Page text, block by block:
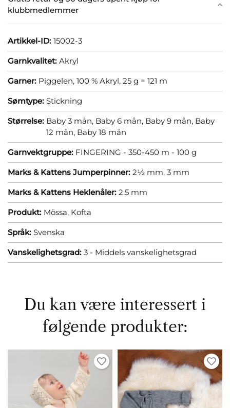
klubbmedlemmer
Artikkel-ID: 15002-3
Garnkvalitet: Akryl
Garner: Piggelen, 100 % Akryl, 25 g = 121 m
Sømtype: Stickning
Størrelse: Baby 3 mån, Baby 6 mån, Baby 9 mån, Baby
12 mån, Baby 18 mån
Garnvektgruppe: FINGERING - 350-450 m - 100 g
Marks & Kattens Jumperpinner: 2½ mm, 3 mm
Marks & Kattens Heklenåler: 2.5 mm
Produkt: Mössa, Kofta
Språk: Svenska
Vanskelighetsgrad: 3 - Middels vanskelighetsgrad
Du kan være interessert i
følgende produkter: